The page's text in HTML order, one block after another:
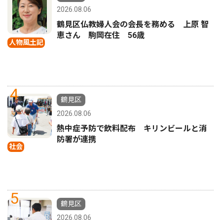
人物風土記
2026.08.06
鶴見区仏教婦人会の会長を務める 上原 智
恵さん 駒岡在住 56歳
4
社会
鶴見区
2026.08.06
熱中症予防で飲料配布 キリンビールと消
防署が連携
5
鶴見区
2026.08.06